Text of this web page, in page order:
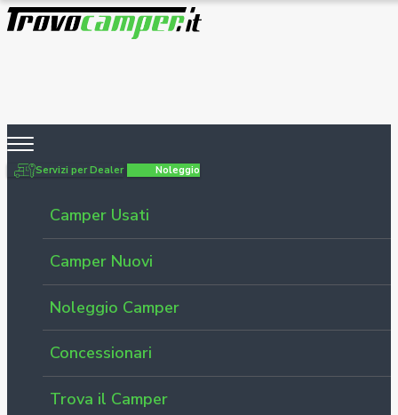
Servizi per Dealer Noleggio
Camper Usati
Camper Nuovi
Noleggio Camper
Concessionari
Trova il Camper